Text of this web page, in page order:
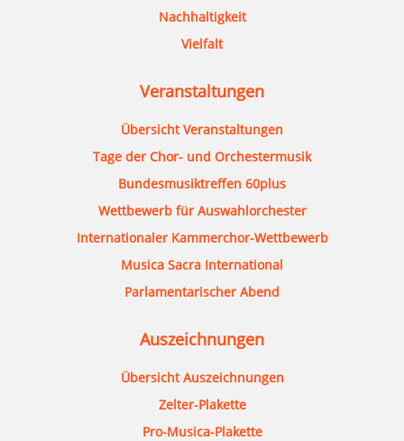
Nachhaltigkeit
Vielfalt
Veranstaltungen
Übersicht Veranstaltungen
Tage der Chor- und Orchestermusik
Bundesmusiktreffen 60plus
Wettbewerb für Auswahlorchester
Internationaler Kammerchor-Wettbewerb
Musica Sacra International
Parlamentarischer Abend
Auszeichnungen
Übersicht Auszeichnungen
Zelter-Plakette
Pro-Musica-Plakette